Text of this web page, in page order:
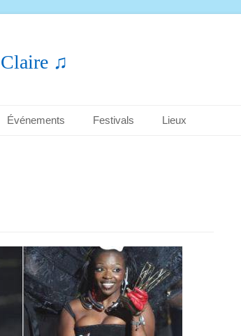
♫
Événements Festivals Lieux